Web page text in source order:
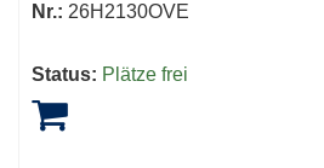
Nr.: 26H2130OVE
Status: Plätze frei